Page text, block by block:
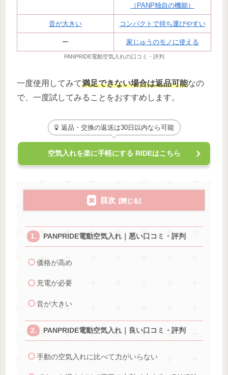
（PANP独自の機能）
音が大きい コンパクトで持ち運びやすい
ー 家じゅうのモノに使える
PANPRIDE電動空気入れの口コミ・評判
一度使用してみて満足できない場合は返品可能なの
で、一度試してみることをおすすめします。
返品・交換の返送は30日以内なら可能
空気入れを楽に手軽にする RIDEはこちら
目次
PANPRIDE電動空気入れ｜悪い口コミ・評判
価格が高め
充電が必要
音が大きい
PANPRIDE電動空気入れ｜良い口コミ・評判
手動の空気入れに比べて力がいらない